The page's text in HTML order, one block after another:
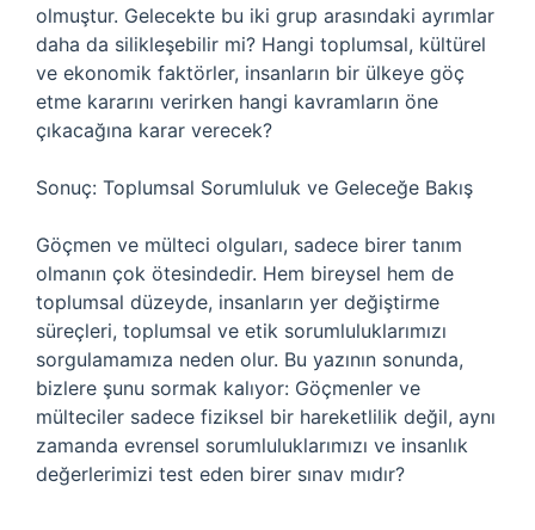
olmuştur. Gelecekte bu iki grup arasındaki ayrımlar
daha da silikleşebilir mi? Hangi toplumsal, kültürel
ve ekonomik faktörler, insanların bir ülkeye göç
etme kararını verirken hangi kavramların öne
çıkacağına karar verecek?
Sonuç: Toplumsal Sorumluluk ve Geleceğe Bakış
Göçmen ve mülteci olguları, sadece birer tanım
olmanın çok ötesindedir. Hem bireysel hem de
toplumsal düzeyde, insanların yer değiştirme
süreçleri, toplumsal ve etik sorumluluklarımızı
sorgulamamıza neden olur. Bu yazının sonunda,
bizlere şunu sormak kalıyor: Göçmenler ve
mülteciler sadece fiziksel bir hareketlilik değil, aynı
zamanda evrensel sorumluluklarımızı ve insanlık
değerlerimizi test eden birer sınav mıdır?